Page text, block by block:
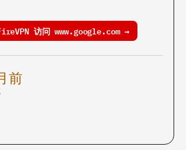
访问 www.google.com →
前